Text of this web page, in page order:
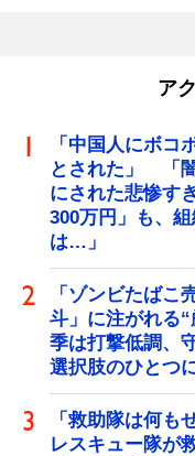
ア
「中国人にボコ
とされた」 「
にされた悲惨す
300万円」も、
は…」
「ゾンビたばこ
斗」に注がれる
季は打撃低調、
選択肢のひとつに
「救助隊は何も
レスキュー隊が